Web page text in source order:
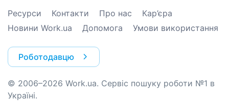
Ресурси Контакти Про нас
Кар’єра
Новини Work.ua
Допомога Умови використання
Роботодавцю
© 2006–2026 Work.ua. Сервіс пошуку роботи №1 в
Україні.